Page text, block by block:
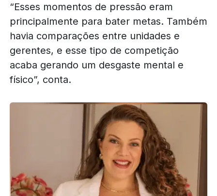
“Esses momentos de pressão eram
principalmente para bater metas. Também
havia comparações entre unidades e
gerentes, e esse tipo de competição
acaba gerando um desgaste mental e
físico”, conta.